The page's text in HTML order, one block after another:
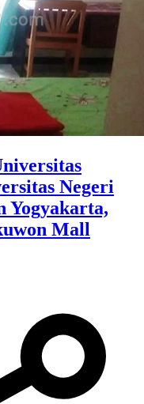
Negeri
Yogyakarta,
Mall